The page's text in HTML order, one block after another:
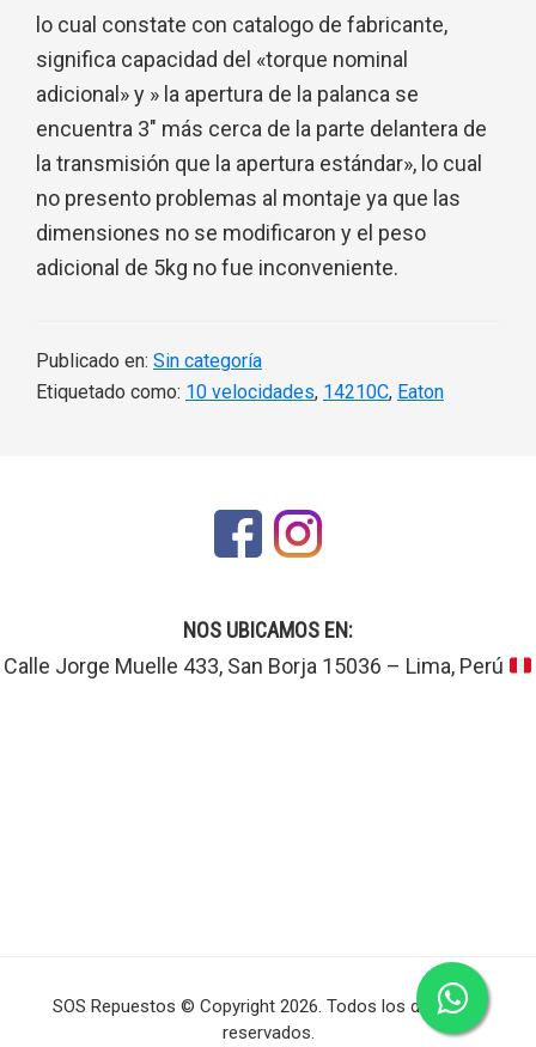
lo cual constate con catalogo de fabricante,
significa capacidad del «torque nominal
adicional» y » la apertura de la palanca se
encuentra 3″ más cerca de la parte delantera de
la transmisión que la apertura estándar», lo cual
no presento problemas al montaje ya que las
dimensiones no se modificaron y el peso
adicional de 5kg no fue inconveniente.
Publicado en: Sin categoría
Etiquetado como: 10 velocidades, 14210C, Eaton
NOS UBICAMOS EN:
Calle Jorge Muelle 433, San Borja 15036 – Lima, Perú
SOS Repuestos © Copyright 2026. Todos los derechos
reservados.